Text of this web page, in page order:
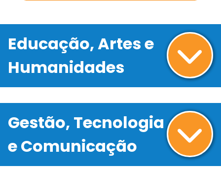
Educação, Artes e
Humanidades
Gestão, Tecnologia
e Comunicação